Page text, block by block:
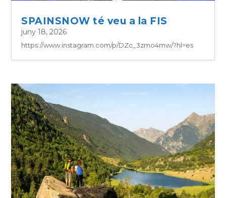
SPAINSNOW té veu a la FIS
juny 18, 2026
https://www.instagram.com/p/DZc_3zmo4mw/?hl=es